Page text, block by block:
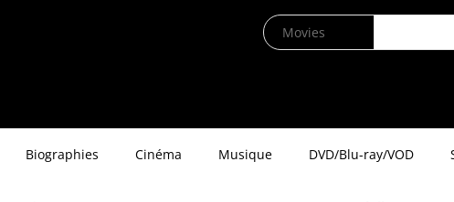
Biographies Cinéma Musique DVD/Blu-ray/VOD